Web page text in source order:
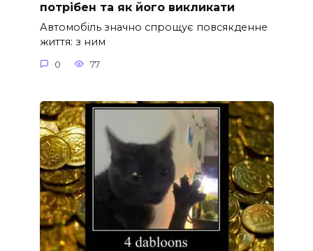
потрібен та як його викликати
Автомобіль значно спрощує повсякденне
життя: з ним
0 77